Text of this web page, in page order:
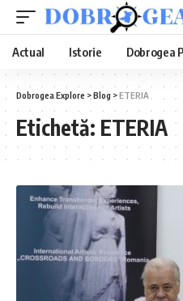
Actual Istorie Dobrogea
Dobrogea Explore >Blog >ETERIA
Etichetă: ETERIA